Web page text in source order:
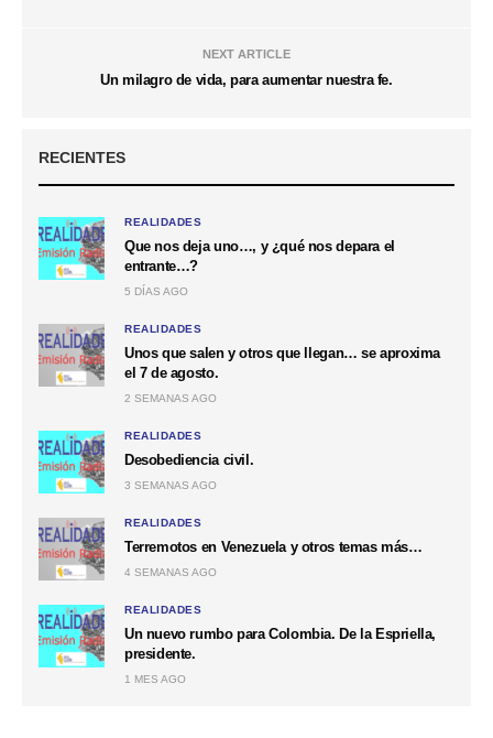
NEXT ARTICLE
Un milagro de vida, para aumentar nuestra fe.
RECIENTES
REALIDADES
Que nos deja uno…, y ¿qué nos depara el
entrante…?
5 DÍAS AGO
REALIDADES
Unos que salen y otros que llegan… se aproxima
el 7 de agosto.
2 SEMANAS AGO
REALIDADES
Desobediencia civil.
3 SEMANAS AGO
REALIDADES
Terremotos en Venezuela y otros temas más…
4 SEMANAS AGO
REALIDADES
Un nuevo rumbo para Colombia. De la Espriella,
presidente.
1 MES AGO